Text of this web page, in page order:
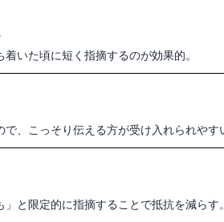
いた頃に短く指摘するのが効果的。
、こっそり伝える方が受け入れられやす
と限定的に指摘することで抵抗を減らす